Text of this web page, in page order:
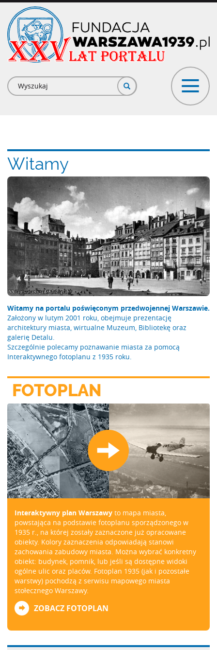
Przejdź
treści
Formularz
wyszukiwania
Witamy
Witamy na portalu poświęconym przedwojennej Warszawie.
Założony w lutym 2001 roku, obejmuje prezentację
architektury miasta, wirtualne Muzeum, Bibliotekę oraz
galerię Detalu.
Szczególnie polecamy poznawanie miasta za pomocą
Interaktywnego fotoplanu z 1935 roku.
FOTOPLAN
Interaktywny plan Warszawy to mapa miasta,
powstająca na podstawie fotoplanu sporządzonego w
1935 r., na której zostały zaznaczone już opracowane
obiekty. Kolory zaznaczenia odpowiadają stanowi
zachowania zabudowy miasta. Można wybrać konkretny
obiekt: budynek, pomnik, lub jeśli są dostępne widoki
ogólne ulic oraz placów. Fotoplan 1935 (jak i pozostałe
warstwy) pochodzą z serwisu mapowego miasta
stołecznego Warszawy.
ZOBACZ FOTOPLAN